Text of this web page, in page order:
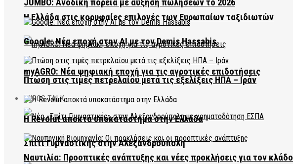
Η Ελλάδα στις κορυφαίες επιλογές των Ευρωπαίων ταξιδιωτών
myAGRO: Νέα ψηφιακή εποχή για τις αγροτικές επιδοτήσεις
EVROS TALK
Σπίτι Γυμναστικής στην Αλεξανδρούπολη
JUMBO: Ανοδική πορεία με αύξηση πωλήσεων το 2026
Google: Νέα εποχή στην AI με τον Demis Hassabis
Πτώση στις τιμές πετρελαίου μετά τις εξελίξεις ΗΠΑ – Ιράν
Η Revolut αποκτά υποκατάστημα στην Ελλάδα
Ναυτιλία: Προοπτικές ανάπτυξης και νέες προκλήσεις για τον κλάδο